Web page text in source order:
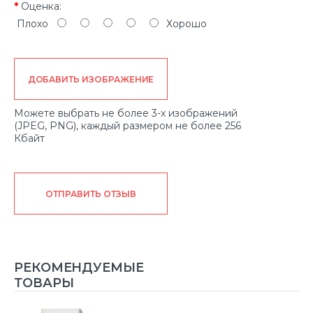
Оценка:
Плохо
Хорошо
ДОБАВИТЬ ИЗОБРАЖЕНИЕ
Можете выбрать не более 3-х изображений
(JPEG, PNG), каждый размером не более 256
Кбайт
ОТПРАВИТЬ ОТЗЫВ
РЕКОМЕНДУЕМЫЕ
ТОВАРЫ